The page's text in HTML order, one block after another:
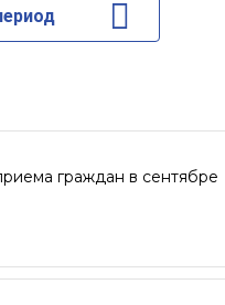
граждан в сентябре